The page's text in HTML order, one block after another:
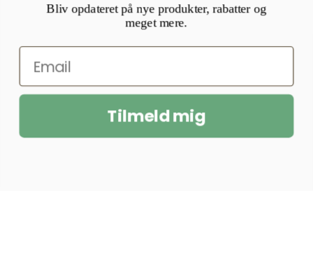
Bliv opdateret på nye produkter, rabatter og
meget mere.
Tilmeld mig